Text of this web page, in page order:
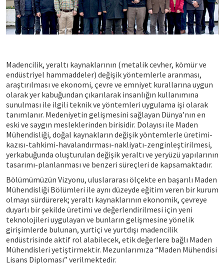
Madencilik, yeraltı kaynaklarının (metalik cevher, kömür ve
endüstriyel hammaddeler) değişik yöntemlerle aranması,
araştırılması ve ekonomi, çevre ve emniyet kurallarına uygun
olarak yer kabuğundan çıkarılarak insanlığın kullanımına
sunulması ile ilgili teknik ve yöntemleri uygulama işi olarak
tanımlanır. Medeniyetin gelişmesini sağlayan Dünya’nın en
eski ve saygın mesleklerinden birisidir. Dolayısı ile Maden
Mühendisliği, doğal kaynakların değişik yöntemlerle üretimi-
kazısı-tahkimi-havalandırması-nakliyatı-zenginleştirilmesi,
yerkabuğunda oluşturulan değişik yeraltı ve yeryüzü yapılarının
tasarımı-planlanması ve benzeri süreçleri de kapsamaktadır.
Bölümümüzün Vizyonu, uluslararası ölçekte en başarılı Maden
Mühendisliği Bölümleri ile aynı düzeyde eğitim veren bir kurum
olmayı sürdürerek; yeraltı kaynaklarının ekonomik, çevreye
duyarlı bir şekilde üretimi ve değerlendirilmesi için yeni
teknolojileri uygulayan ve bunların gelişmesine yönelik
girişimlerde bulunan, yurtiçi ve yurtdışı madencilik
endüstrisinde aktif rol alabilecek, etik değerlere bağlı Maden
Mühendisleri yetiştirmektir. Mezunlarımıza “Maden Mühendisi
Lisans Diploması” verilmektedir.